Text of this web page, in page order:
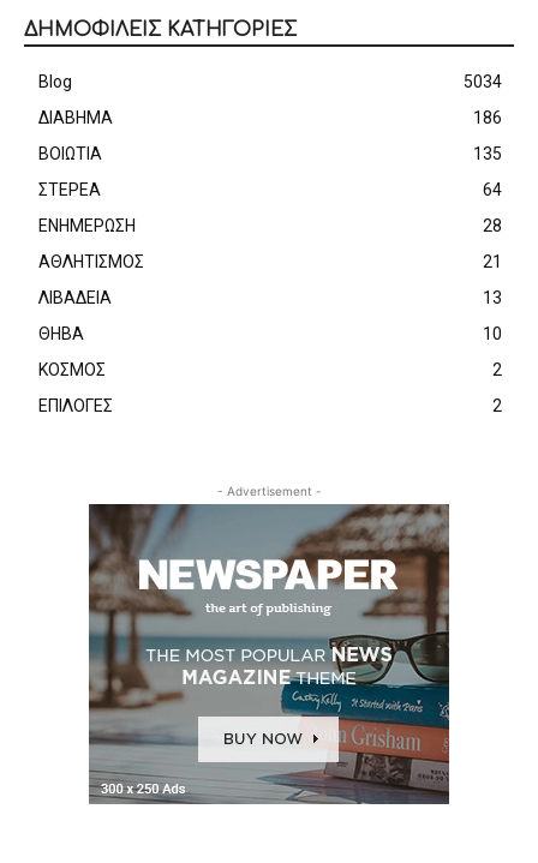
ΔΗΜΟΦΙΛΕΙΣ ΚΑΤΗΓΟΡΙΕΣ
Blog
5034
ΔΙΑΒΗΜΑ
186
ΒΟΙΩΤΙΑ
135
ΣΤΕΡΕΑ
64
ΕΝΗΜΕΡΩΣΗ
28
ΑΘΛΗΤΙΣΜΟΣ
21
ΛΙΒΑΔΕΙΑ
13
ΘΗΒΑ
10
ΚΟΣΜΟΣ
2
ΕΠΙΛΟΓΕΣ
2
- Advertisement -